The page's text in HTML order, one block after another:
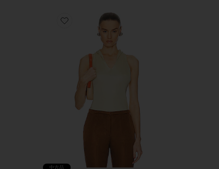
Favorite FENDI トップ
中古品